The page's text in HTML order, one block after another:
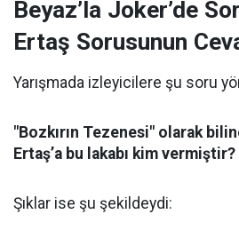
Beyaz’la Joker’de
Ertaş Sorusunun
Yarışmada izleyicilere şu soru
"Bozkırın Tezenesi" olarak
Ertaş’a bu lakabı kim vermiştir?
Şıklar ise şu şekildeydi: